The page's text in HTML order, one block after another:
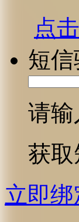
点
短信
请
获取
立即绑